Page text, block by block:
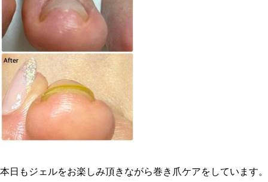
本日もジェルをお楽しみ頂きながら巻き爪ケアをしています。